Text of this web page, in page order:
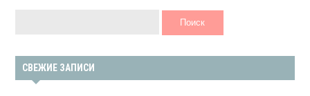
СВЕЖИЕ ЗАПИСИ